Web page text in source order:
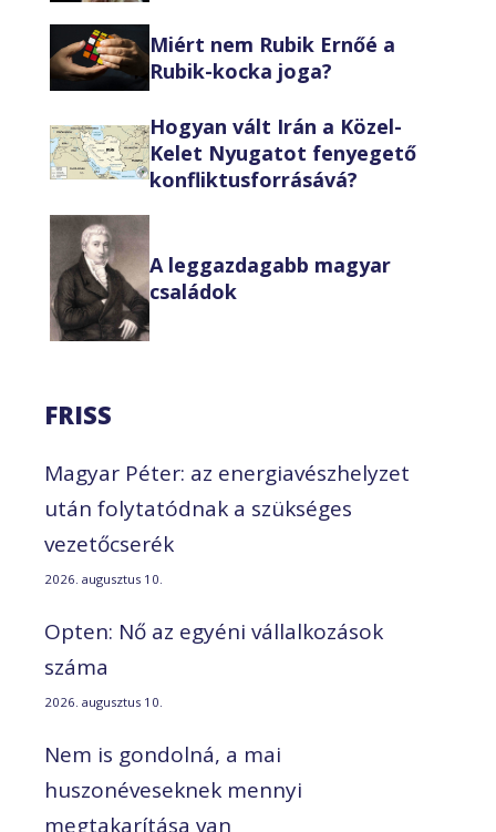
Miért nem Rubik Ernőé a
Rubik-kocka joga?
Hogyan vált Irán a Közel-
Kelet Nyugatot fenyegető
konfliktusforrásává?
A leggazdagabb magyar
családok
FRISS
Magyar Péter: az energiavészhelyzet
után folytatódnak a szükséges
vezetőcserék
2026. augusztus 10.
Opten: Nő az egyéni vállalkozások
száma
2026. augusztus 10.
Nem is gondolná, a mai
huszonéveseknek mennyi
megtakarítása van